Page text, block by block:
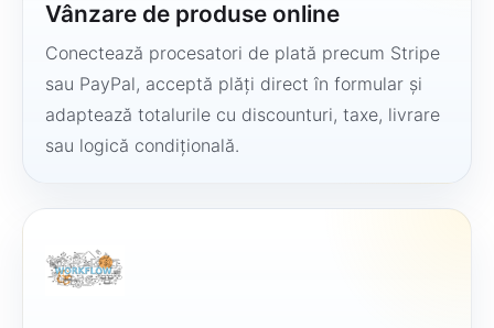
Vânzare de produse online
Conectează procesatori de plată precum Stripe
sau PayPal, acceptă plăți direct în formular și
adaptează totalurile cu discounturi, taxe, livrare
sau logică condițională.